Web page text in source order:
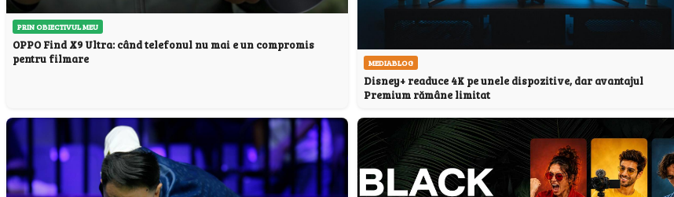
PRIN OBIECTIVUL MEU
OPPO Find X9 Ultra: când telefonul nu mai e un compromis
pentru filmare
MEDIABLOG
Disney+ readuce 4K pe unele dispozitive, dar avantajul
Premium rămâne limitat